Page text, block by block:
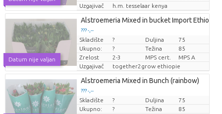
Uzgajivač
h.m. tesselaar kenya
Datum nije valjan
Alstroemeria Mixed in bucket Import Ethiopie
??? -,--
Cijena po komadu
Skladište ? Duljina
75
Ukupno:
? Težina
85
Zrelost
2-3 MPS cert.
MPS A
Uzgajivač
together2grow ethiopie
Alstroemeria Mixed in Bunch (rainbow)
??? -,--
Cijena po komadu
Skladište ? Duljina
75
Ukupno:
? Težina
85